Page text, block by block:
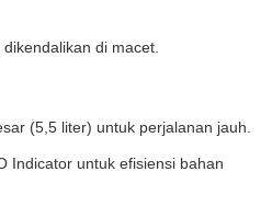
di macet.
(5,5 liter) untuk perjalanan jauh.
Indicator untuk efisiensi bahan